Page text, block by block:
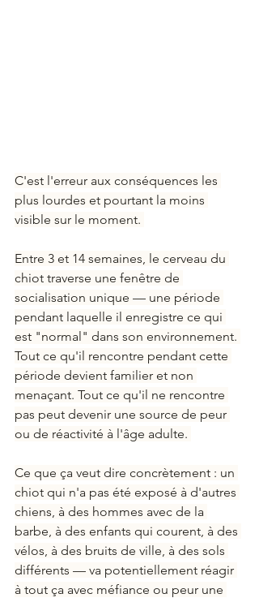
C'est l'erreur aux conséquences les
plus lourdes et pourtant la moins
visible sur le moment.
Entre 3 et 14 semaines, le cerveau du
chiot traverse une fenêtre de
socialisation unique — une période
pendant laquelle il enregistre ce qui
est "normal" dans son environnement.
Tout ce qu'il rencontre pendant cette
période devient familier et non
menaçant. Tout ce qu'il ne rencontre
pas peut devenir une source de peur
ou de réactivité à l'âge adulte.
Ce que ça veut dire concrètement : un
chiot qui n'a pas été exposé à d'autres
chiens, à des hommes avec de la
barbe, à des enfants qui courent, à des
vélos, à des bruits de ville, à des sols
différents — va potentiellement réagir
à tout ça avec méfiance ou peur une